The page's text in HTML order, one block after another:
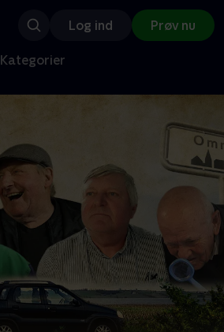
Log ind Prøv nu
Kategorier